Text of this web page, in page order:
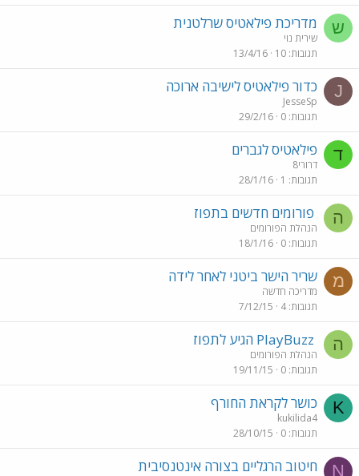
ש מדריכת פילאטיס שרלטנית
שירית נוי
תגובות 10
13/4/16
J כדור פילאטיס לישיבה ארוכה
JesseSp
תגובות 0
29/2/16
ד פילאטיס לגברים
דרורי8
תגובות 1
28/1/16
ה פורומים חדשים בתפוז
הנהלת הפורומים
תגובות 0
18/1/16
מ שריר הישר ביטני לאחר לידה
מדריכה חדשה
תגובות 4
7/12/15
ה
הנהלת הפורומים
תגובות 0
19/11/15
K כושר לקראת החורף
kukilida4
תגובות 0
28/10/15
N חיטוב הרגליים בצורה אינטנסיבית